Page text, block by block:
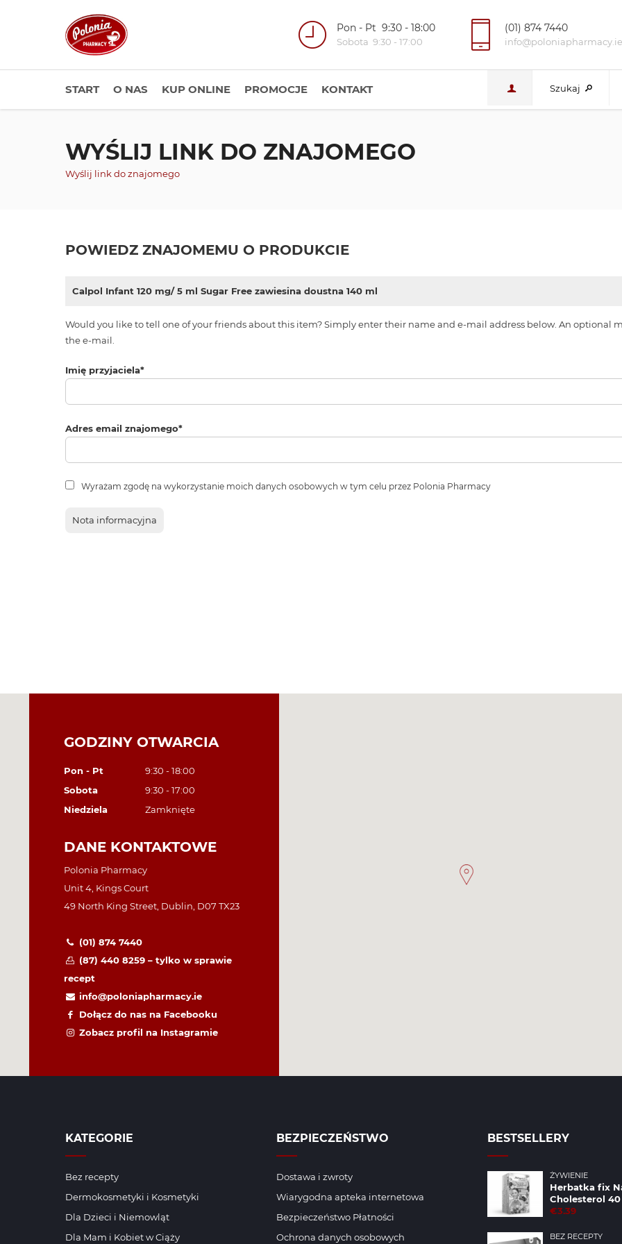
Pon - Pt 9:30 - 18:00
Sobota 9:30 - 17:00
(01) 874 7440
info@poloniapharmacy.ie
Szukaj
START O NAS KUP ONLINE PROMOCJE KONTAKT
WYŚLIJ LINK DO ZNAJOMEGO
Wyślij link do znajomego
POWIEDZ ZNAJOMEMU O PRODUKCIE
Calpol Infant 120 mg/ 5 ml Sugar Free zawiesina doustna 140 ml
Would you like to tell one of your friends about this item? Simply enter their name and e-mail address below. An optional
the e-mail.
Imię przyjaciela*
Adres email znajomego*
Wyrażam zgodę na wykorzystanie moich danych osobowych w tym celu przez Polonia Pharmacy
Nota informacyjna
GODZINY OTWARCIA
Pon - Pt
9:30 - 18:00
Sobota
9:30 - 17:00
Niedziela
Zamknięte
DANE KONTAKTOWE
Polonia Pharmacy
Unit 4, Kings Court
49 North King Street, Dublin, D07 TX23
(01) 874 7440
(87) 440 8259 – tylko w sprawie
recept
info@poloniapharmacy.ie
Dołącz do nas na Facebooku
Zobacz profil na Instagramie
KATEGORIE
Bez recepty
Dermokosmetyki i Kosmetyki
Dla Dzieci i Niemowląt
Dla Mam i Kobiet w Ciąży
BEZPIECZEŃSTWO
Dostawa i zwroty
Wiarygodna apteka internetowa
Bezpieczeństwo Płatności
Ochrona danych osobowych
BESTSELLERY
ŻYWIENIE
Herbatka fix
Cholesterol
€3.39
BEZ RECEPTY